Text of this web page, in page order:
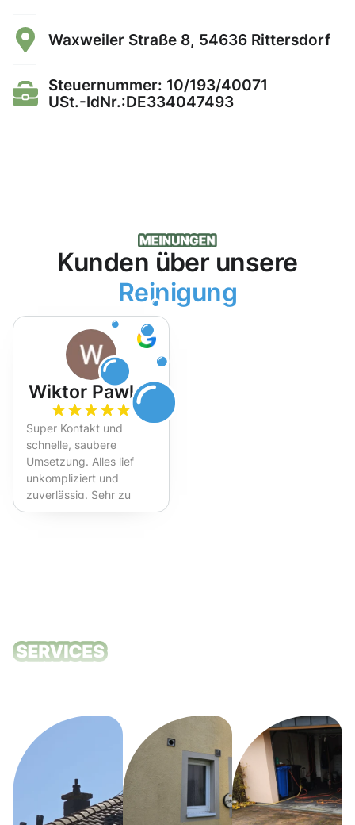
Waxweiler Straße 8, 54636 Rittersdorf
Steuernummer: 10/193/40071
USt.-IdNr.:DE334047493
Kunden über unsere
Reinigung
Wiktor Pawlak
Super Kontakt und
schnelle, saubere
Umsetzung. Alles lief
unkompliziert und
zuverlässig. Sehr zu
empfehlen!